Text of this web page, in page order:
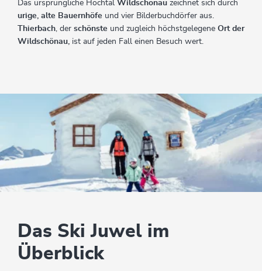
Das ursprüngliche Hochtal Wildschönau zeichnet sich durch
urige, alte Bauernhöfe und vier Bilderbuchdörfer aus.
Thierbach, der schönste und zugleich höchstgelegene Ort der
Wildschönau, ist auf jeden Fall einen Besuch wert.
Das Ski Juwel im
Überblick